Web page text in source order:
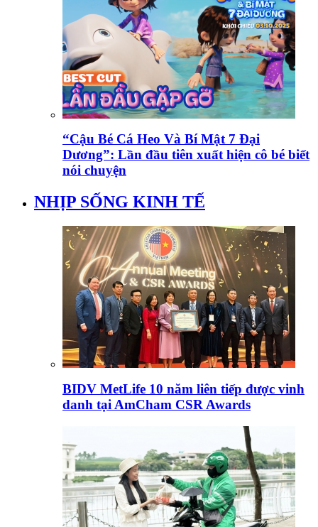
“Cậu Bé Cá Heo Và Bí Mật 7 Đại
Dương”: Lần đầu tiên xuất hiện cô bé biết
nói chuyện
NHỊP SỐNG KINH TẾ
BIDV MetLife 10 năm liên tiếp được vinh
danh tại AmCham CSR Awards